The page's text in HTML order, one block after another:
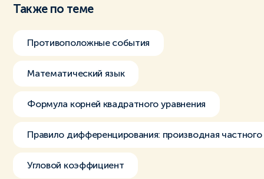
Также по теме
Противоположные события
Математический язык
Формула корней квадратного уравнения
Правило дифференцирования: производная частного
Угловой коэффициент